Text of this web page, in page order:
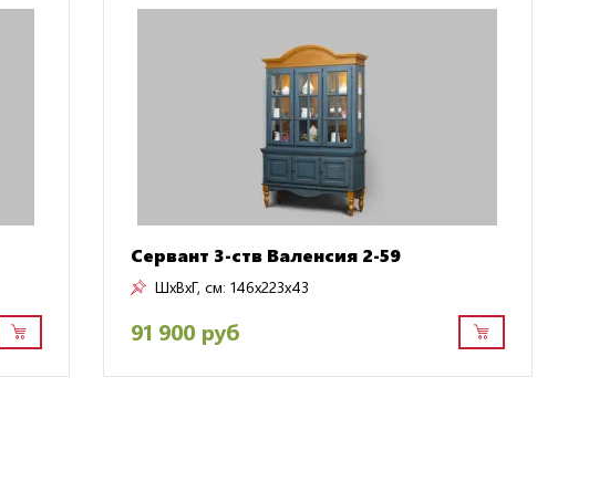
Сервант 3-ств Валенсия 2-59
ШxВxГ, см: 146x223x43
91 900 руб